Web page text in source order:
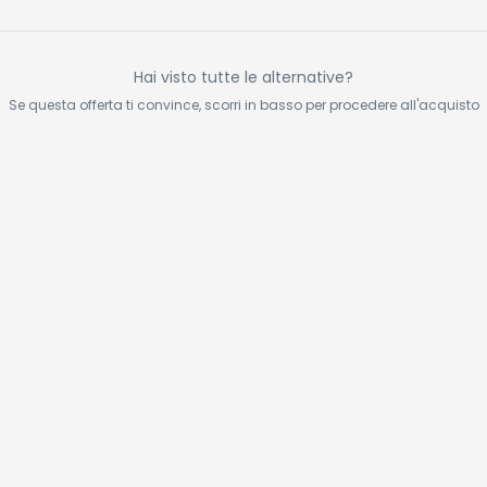
Pulsossimetro
Spegnimento
Hai visto tutte le alternative?
Se questa offerta ti convince, scorri in basso per procedere all'acquisto